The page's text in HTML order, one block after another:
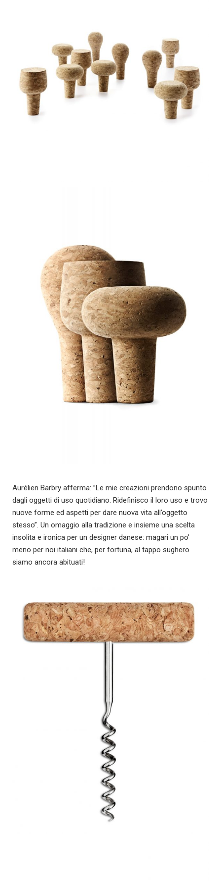
Aurélien Barbry afferma: ”Le mie creazioni prendono spunto
dagli oggetti di uso quotidiano. Ridefinisco il loro uso e trovo
nuove forme ed aspetti per dare nuova vita all’oggetto
stesso”. Un omaggio alla tradizione e insieme una scelta
insolita e ironica per un designer danese: magari un po’
meno per noi italiani che, per fortuna, al tappo sughero
siamo ancora abituati!